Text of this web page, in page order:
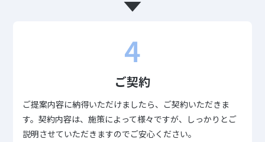
4
ご契約
ご提案内容に納得いただけましたら、ご契約いただきま
す。契約内容は、施策によって様々ですが、しっかりとご
説明させていただきますのでご安心ください。